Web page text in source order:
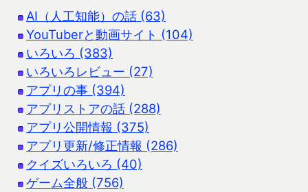
AI（人工知能）の話 (63)
YouTuberと動画サイト (104)
いろいろ (383)
いろいろレビュー (27)
アプリの事 (394)
アプリストアの話 (288)
アプリ公開情報 (375)
アプリ更新/修正情報 (286)
クイズいろいろ (40)
ゲーム全般 (756)